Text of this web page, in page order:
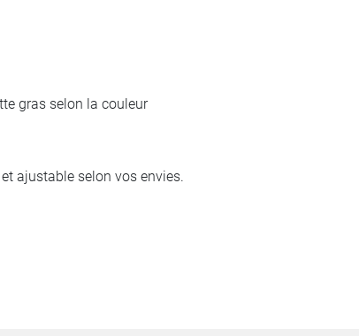
gras selon la couleur
ajustable selon vos envies.